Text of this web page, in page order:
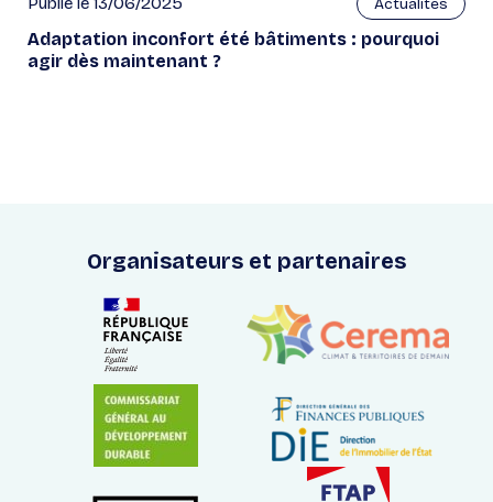
Actualités
Adaptation inconfort été bâtiments : pourquoi
agir dès maintenant ?
Organisateurs et partenaires